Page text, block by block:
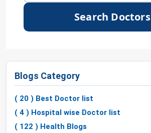
Search Doctors
Blogs Category
( 20 ) Best Doctor list
( 4 ) Hospital wise Doctor list
( 122 ) Health Blogs